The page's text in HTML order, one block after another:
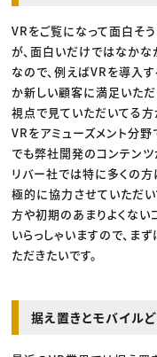
VRをご覧になって面白そ
が、面白いだけではなかな
なので、例えばVRを導入
か新しい顧客に満足いただ
視点で見ていただいてる
VRをアミューズメント分
でも弊社開発のコンテンツ
リバー社では特に多くの
極的に協力させていただい
方や初期のあまりよくない
いらっしゃいますので、ま
ただきたいです。
据え置きとモバイル